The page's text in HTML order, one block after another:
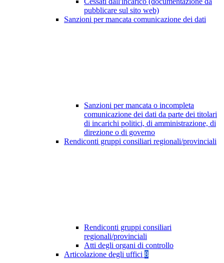
pubblicare sul sito web)
Sanzioni per mancata comunicazione dei dati
Sanzioni per mancata o incompleta
comunicazione dei dati da parte dei titolari
di incarichi politici, di amministrazione, di
direzione o di governo
Rendiconti gruppi consiliari regionali/provinciali
Rendiconti gruppi consiliari
regionali/provinciali
Atti degli organi di controllo
Articolazione degli uffici 8